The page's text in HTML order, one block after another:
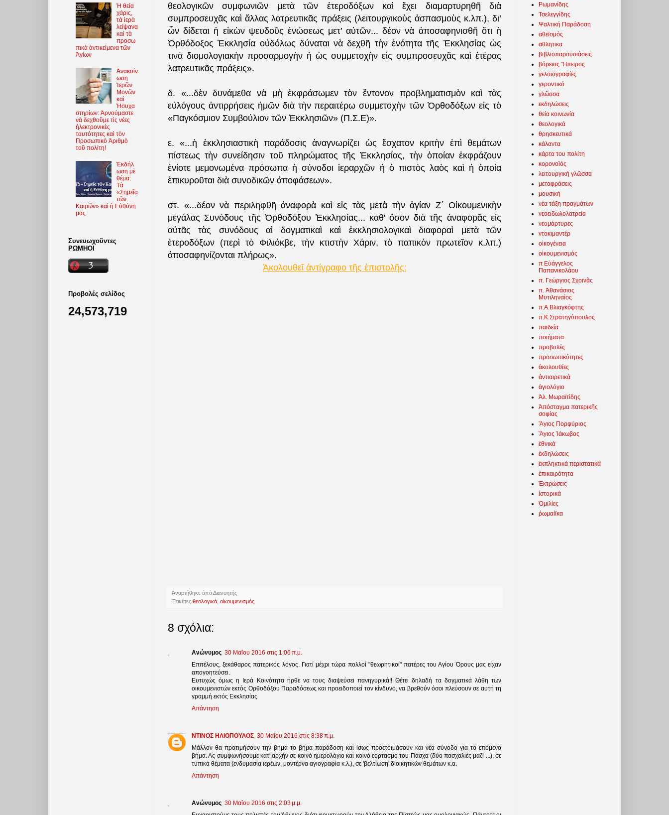
θεολογικῶν συμφωνιῶν μετὰ τῶν ἑτεροδόξων καὶ ἔχει διαμαρτυρηθῆ διὰ
συμπροσευχᾶς καὶ ἄλλας λατρευτικᾶς πράξεις (λειτουργικοὺς ἀσπασμοὺς κ.λπ.), δι’
ὧν δίδεται ἡ εἰκὼν ψευδοῦς ἑνώσεως μετ’ αὐτῶν... δέον νὰ ἀποσαφηνισθῆ ὅτι ἡ
Ὀρθόδοξος Ἐκκλησία οὐδόλως δύναται νὰ δεχθῆ τὴν ἑνότητα τῆς Ἐκκλησίας ὡς
τινὰ διομολογιακὴν προσαρμογὴν ἡ ὡς συμμετοχὴν εἰς συμπροσευχᾶς καὶ ἑτέρας
λατρευτικᾶς πράξεις».
δ. «...δὲν δυνάμεθα νὰ μὴ ἐκφράσωμεν τὸν ἔντονον προβληματισμὸν καὶ τὰς
εὐλόγους ἀντιρρήσεις ἠμῶν διὰ τὴν περαιτέρω συμμετοχὴν τῶν Ὀρθοδόξων εἰς τὸ
«Παγκόσμιον Συμβούλιον τῶν Ἐκκλησιῶν» (Π.Σ.Ε)».
ε. «...ἡ ἐκκλησιαστικὴ παράδοσις ἀναγνωρίζει ὡς ἔσχατον κριτὴν ἐπὶ θεμάτων
πίστεως τὴν συνείδησιν τοῦ πληρώματος τῆς Ἐκκλησίας, τὴν ὁποίαν ἐκφράζουν
ἐνίοτε μεμονωμένα πρόσωπα ἡ σύνοδοι ἱεραρχῶν ἡ ὁ πιστὸς λαὸς καὶ ἡ ὁποία
ἐπικυροῦται διὰ συνοδικῶν ἀποφάσεων».
στ. «...δέον νὰ περιληφθῆ ἀναφορὰ καὶ εἰς τὰς μετὰ τὴν ἁγίαν Ζ΄ Οἰκουμενικὴν
μεγάλας Συνόδους τῆς Ὀρθοδόξου Ἐκκλησίας... καθ' ὅσον διὰ τῆς ἀναφορᾶς εἰς
αὐτᾶς τὰς συνόδους αἱ δογματικαὶ καὶ ἐκκλησιολογικαὶ διαφοραὶ μετὰ τῶν
ἑτεροδόξων (περὶ τὸ Φιλιόκβε, τὴν κτιστὴν Χάριν, τὸ παπικὸν πρωτεῖον κ.λπ.)
ἀποσαφηνίζονται πλήρως».
Ἀκολουθεῖ ἀντίγραφο τῆς ἐπιστολῆς:
Ἀναρτήθηκε ἀπὸΔιανοητής
Ἐτικέτες θεολογικά οἰκουμενισμός
8 σχόλια:
Ανώνυμος 30 Μαΐου 2016 στις 1:06 π.μ.
Επιτέλους, ξεκάθαρος πατερικός λόγος. Γιατί μέχρι τώρα πολλοί "θεωρητικοί" πατέρες του Αγίου Όρους μας είχαν
απογοητεύσει.
Ευτυχώς όμως η Ιερά Κοινότητα ήρθε να τους διαψεύσει πανηγυρικά!! Θέτει δηλαδή τα δογματικά λάθη των
οικουμενιστών εκτός Ορθοδόξου Παραδόσεως και προειδοποιεί τον κίνδυνο, να βρεθούν όσοι πλεύσουν σε αυτή τη
γραμμή εκτός Εκκλησίας
Απάντηση
ΝΤΙΝΟΣ ΗΛΙΟΠΟΥΛΟΣ 30 Μαΐου 2016 στις 8:38 π.μ.
Μάλλον θα προτιμήσουν την βήμα το βήμα παράδοση και ίσως προετοιμάσουν και νέα σύνοδο για το επόμενο
βήμα. Ας συμφωνήσουμε κατ' αρχήν σε κοινό ημερολόγιο και κοινό εορτασμό του Πάσχα (δύο πασχαλιές μαζί ...), σε
τυπικά θέματα (ενδυμασία ιερέων, μοντέρνα αγιογραφία κ.λ.), σε 'βελτίωση' διοικητικών θεμάτων κ.α.
Απάντηση
Ανώνυμος 30 Μαΐου 2016 στις 2:03 μ.μ.
Ἡ θεία
χάρις,
τὰ ἱερὰ
λείψανα
καὶ τὰ
προσω
πικὰ ἀντικείμενα τῶν
Ἁγίων
Ἀνακοίν
ωση
Ἱερῶν
Μονῶν
καὶ
Ἡσυχα
στηρίων: Ἀρνούμαστε
νὰ δεχθοῦμε τὶς νέες
ἠλεκτρονικὲς
ταυτότητες καὶ τὸν
Προσωπικὸ Ἀριθμὸ
τοῦ πολίτη!
Ἐκδήλ
ωση μὲ
θέμα:
Τὰ
«Σημεῖα
τῶν
Καιρῶν» καὶ ἡ Εὐθύνη
μας
Συνευωχοῦντες
ΡΩΜΗΟΙ
Προβολές σελίδος
24,573,719
Ρωμανίδης
Τσελεγγίδης
Ψαλτική Παράδοση
αθεϊσμός
αθλητικα
βιβλιοπαρουσιάσεις
βόρειος Ἤπειρος
γελοιογραφίες
γεροντικό
γλῶσσα
εκδηλώσεις
θεία κοινωνία
θεολογικά
θρησκευτικά
κάλαντα
κάρτα του πολίτη
κορονοϊός
λειτουργική γλῶσσα
μεταφράσεις
μουσική
νέα τάξη πραγμάτων
νεοειδωλολατρεία
νεομάρτυρες
ντοκιμαντέρ
οἰκογένεια
οἰκουμενισμός
π Εὐάγγελος
Παπανικολάου
π. Γεώργιος Σχοινᾶς
π. Ἀθανάσιος
Μυτιληναίος
π.Α.Βλιαγκόφτης
π.Κ.Στρατηγόπουλος
παιδεία
ποιήματα
προβολές
προσωπικότητες
ἀκολουθίες
ἀντιαιρετικά
ἁγιολόγιο
Ἀλ. Μωραϊτίδης
Ἀπόσταγμα πατερικῆς
σοφίας
Ἅγιος Πορφύριος
Ἅγιος Ἰάκωβος
ἐθνικὰ
ἐκδηλώσεις
ἐκπληκτικά περιστατικά
ἐπικαιρότητα
Ἐκτρώσεις
ἱστορικά
Ὁμιλίες
ῥωμαίϊκα